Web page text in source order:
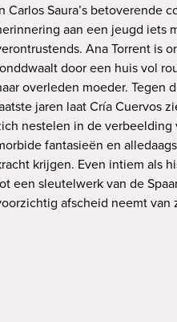
Carlos Saura’s betoverende
aan een jeugd iets
Ana Torrent is
door een huis vol
overleden moeder. Tegen
jaren laat Cría Cuervos
nestelen in de verbeelding
fantasieën en
krijgen. Even intiem als
een sleutelwerk van de
afscheid neemt van